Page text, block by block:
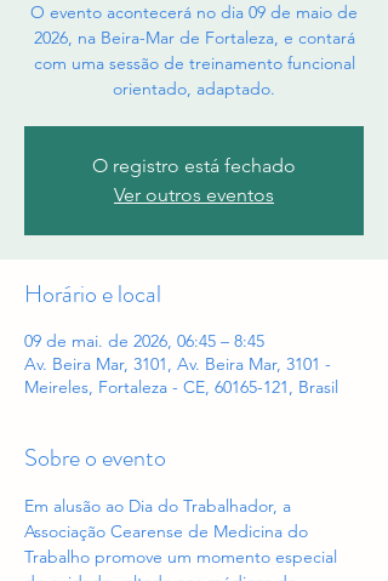
O evento acontecerá no dia 09 de maio de
2026, na Beira-Mar de Fortaleza, e contará
com uma sessão de treinamento funcional
orientado, adaptado.
O registro está fechado
Ver outros eventos
Horário e local
09 de mai. de 2026, 06:45 – 8:45
Av. Beira Mar, 3101, Av. Beira Mar, 3101 -
Meireles, Fortaleza - CE, 60165-121, Brasil
Sobre o evento
Em alusão ao Dia do Trabalhador, a
Associação Cearense de Medicina do
Trabalho promove um momento especial